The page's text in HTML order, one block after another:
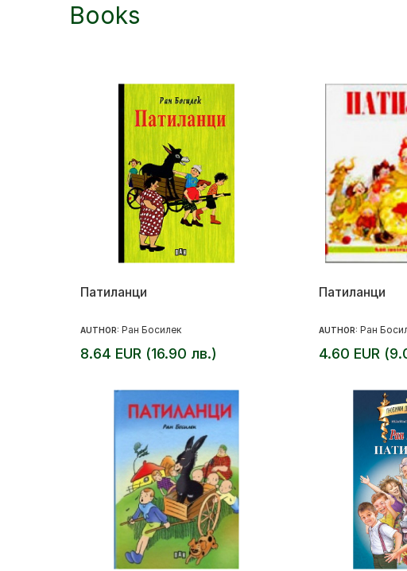
Books
Патиланци
AUTHOR: Ран Босилек
8.64 EUR (16.90 лв.)
Патиланци
AUTHOR: Ран
4.60 EUR